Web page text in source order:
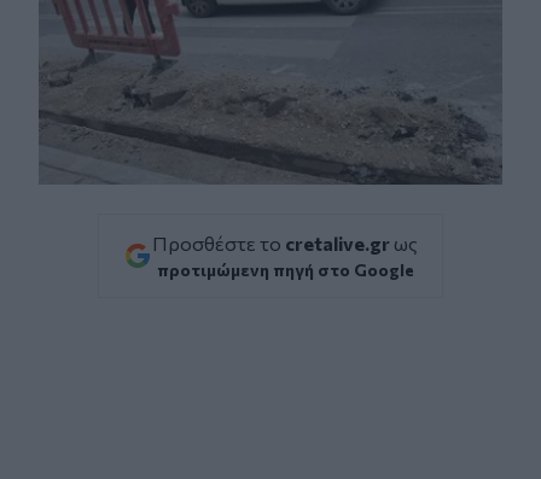
Προσθέστε το cretalive.gr ως
προτιμώμενη πηγή στο Google